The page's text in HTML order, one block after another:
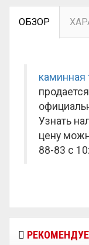
ОБЗОР
каминная
Узнать
цену
88-83 с